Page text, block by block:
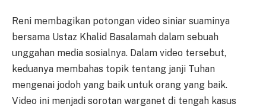
Reni membagikan potongan video siniar suaminya
bersama Ustaz Khalid Basalamah dalam sebuah
unggahan media sosialnya. Dalam video tersebut,
keduanya membahas topik tentang janji Tuhan
mengenai jodoh yang baik untuk orang yang baik.
Video ini menjadi sorotan warganet di tengah kasus